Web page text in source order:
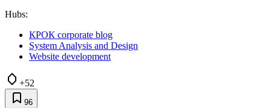
Hubs:
КРОК corporate blog
System Analysis and Design
Website development
+52
96